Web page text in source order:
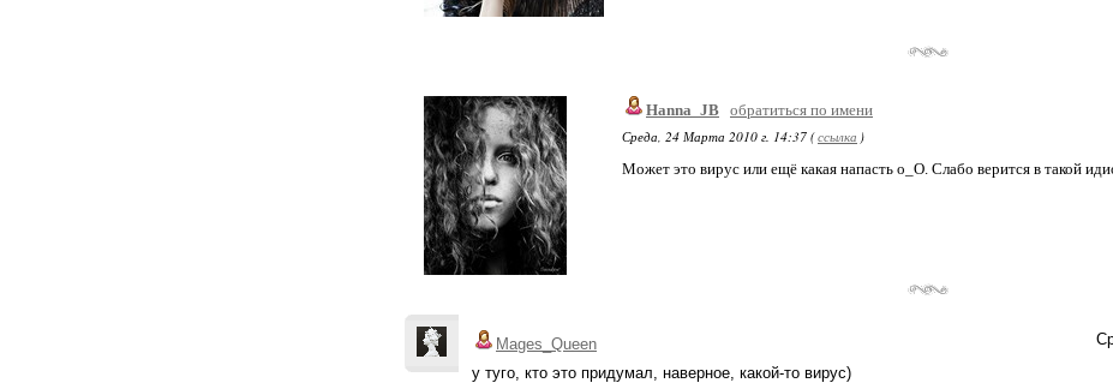
Hanna_JB обратиться по имени
Среда, 24 Марта 2010 г. 14:37 (ссылка )
Может это вирус или ещё какая напасть о_О. Слабо верится в такой
Mages_Queen
у туго, кто это придумал, наверное, какой-то вирус)